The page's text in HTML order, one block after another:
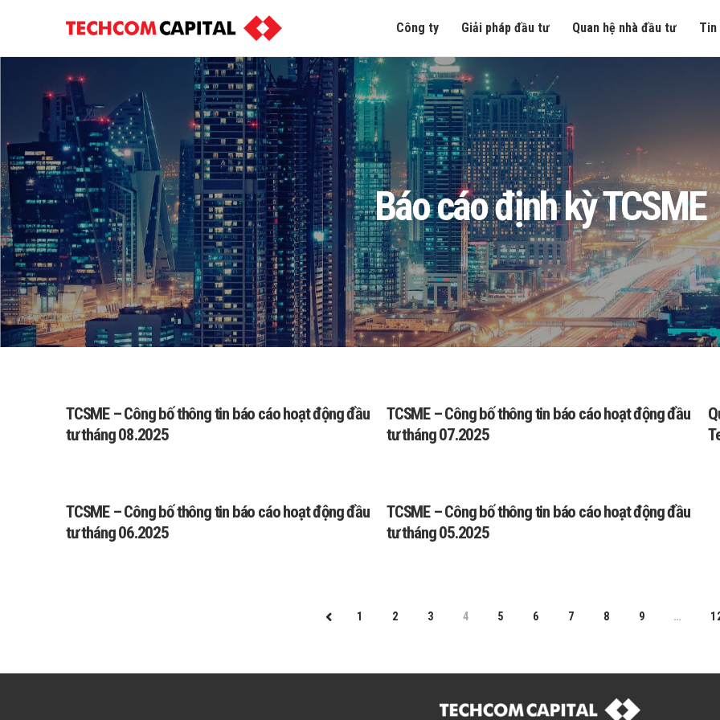
Công ty Giải pháp đầu tư Quan hệ nhà đầu tư
Báo cáo định kỳ TCSME
TCSME – Công bố thông tin báo cáo hoạt động đầu
tư tháng 08.2025
TCSME – Công bố thông tin báo cáo hoạt động đầu
tư tháng 07.2025
TCSME – Công bố thông tin báo cáo hoạt động đầu
tư tháng 06.2025
TCSME – Công bố thông tin báo cáo hoạt động đầu
tư tháng 05.2025
PREV1 2 3 4 5 6 7 8 9 …